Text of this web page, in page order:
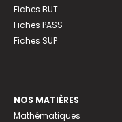
Fiches BUT
Fiches PASS
Fiches SUP
NOS MATIÈRES
Mathématiques